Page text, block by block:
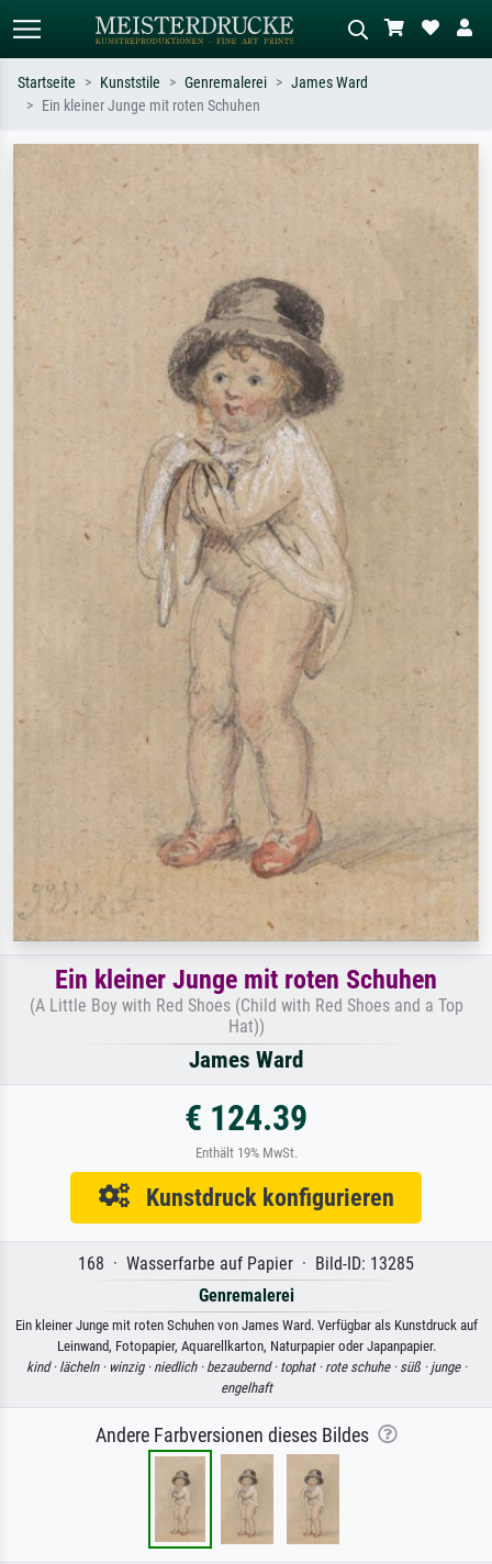
Suchen Sie nach Künstlern, Werktiteln
oder Stilen – z.B. Monet,
Hokusai, Akt.
Beschreiben Sie die Szene – z.B. Grüne
Wiese, Abstrakt mit viel Rot, Dunkles
Ölgemälde, Stehender Akt neben einem
Baum.
Startseite Kunststile Genremalerei
James Ward
Ein kleiner Junge mit roten Schuhen
Ein kleiner Junge mit roten Schuhen
(A Little Boy with Red Shoes (Child with Red Shoes and a Top
Hat))
James Ward
€ 124.39
Enthält 19% MwSt.
Kunstdruck konfigurieren
168 · Wasserfarbe auf Papier · Bild-ID: 13285
Genremalerei
Ein kleiner Junge mit roten Schuhen von James Ward. Verfügbar als Kunstdruck auf
Leinwand, Fotopapier, Aquarellkarton, Naturpapier oder Japanpapier.
kind · lächeln · winzig · niedlich · bezaubernd · tophat · rote schuhe · süß · junge ·
engelhaft
Andere Farbversionen dieses Bildes